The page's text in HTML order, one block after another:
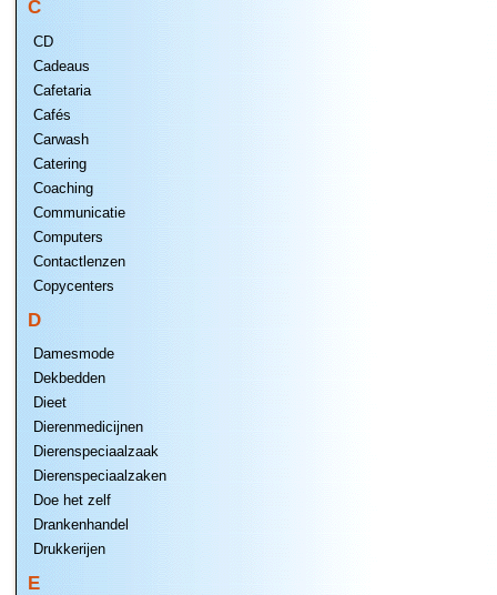
C
CD
Cadeaus
Cafetaria
Cafés
Carwash
Catering
Coaching
Communicatie
Computers
Contactlenzen
Copycenters
D
Damesmode
Dekbedden
Dieet
Dierenmedicijnen
Dierenspeciaalzaak
Dierenspeciaalzaken
Doe het zelf
Drankenhandel
Drukkerijen
E